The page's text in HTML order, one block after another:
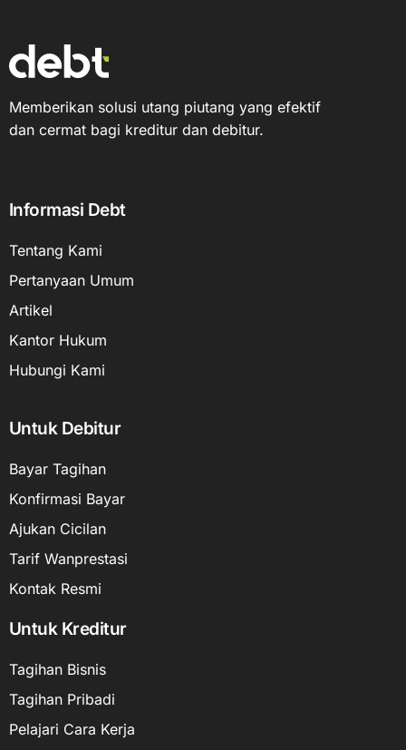
Memberikan solusi utang piutang yang efektif
dan cermat bagi kreditur dan debitur.
Informasi Debt
Tentang Kami
Pertanyaan Umum
Artikel
Kantor Hukum
Hubungi Kami
Untuk Debitur
Bayar Tagihan
Konfirmasi Bayar
Ajukan Cicilan
Tarif Wanprestasi
Kontak Resmi
Untuk Kreditur
Tagihan Bisnis
Tagihan Pribadi
Pelajari Cara Kerja